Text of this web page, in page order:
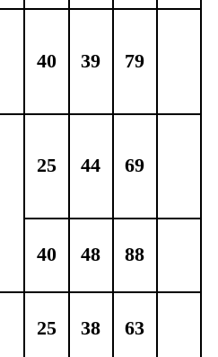
40 39 79
25 44 69
40 48 88
25 38 63